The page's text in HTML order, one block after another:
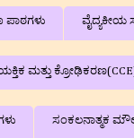
ವೈದ್ಯಕೀಯ
ಮತ್ತು
ಸಂಕಲನಾತ್ಮಕ